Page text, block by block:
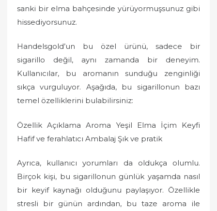
sanki bir elma bahçesinde yürüyormuşsunuz gibi
hissediyorsunuz.
Handelsgold’un bu özel ürünü, sadece bir
sigarillo değil, aynı zamanda bir deneyim.
Kullanıcılar, bu aromanın sunduğu zenginliği
sıkça vurguluyor. Aşağıda, bu sigarillonun bazı
temel özelliklerini bulabilirsiniz:
Özellik Açıklama Aroma Yeşil Elma İçim Keyfi
Hafif ve ferahlatıcı Ambalaj Şık ve pratik
Ayrıca, kullanıcı yorumları da oldukça olumlu.
Birçok kişi, bu sigarillonun günlük yaşamda nasıl
bir keyif kaynağı olduğunu paylaşıyor. Özellikle
stresli bir günün ardından, bu taze aroma ile